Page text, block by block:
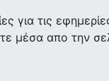
για τις
μέσα απο την